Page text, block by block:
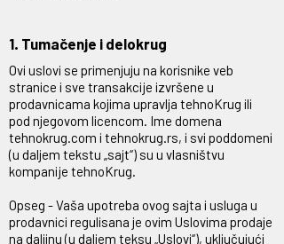
1. Tumačenje i delokrug
Ovi uslovi se primenjuju na korisnike veb
stranice i sve transakcije izvršene u
prodavnicama kojima upravlja tehnoKrug ili
pod njegovom licencom. Ime domena
tehnokrug.com i tehnokrug.rs, i svi poddomeni
(u daljem tekstu „sajt“) su u vlasništvu
kompanije tehnoKrug.
Opseg - Vaša upotreba ovog sajta i usluga u
prodavnici regulisana je ovim Uslovima prodaje
na daljinu (u daljem teksu „Uslovi“), uključujući